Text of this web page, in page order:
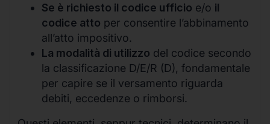
Se è richiesto il codice ufficio e/o il
codice atto per consentire l’abbinamento
all’atto impositivo.
La modalità di utilizzo del codice secondo
la classificazione D/E/R (D), fondamentale
per capire se il versamento riguarda
debiti, eccedenze o rimborsi.